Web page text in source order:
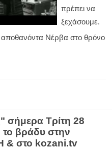
πρέπει να
ξεχάσουμε.
αποθανόντα Νέρβα στο θρόνο
σήμερα Τρίτη 28
το βράδυ στην
& στο kozani.tv